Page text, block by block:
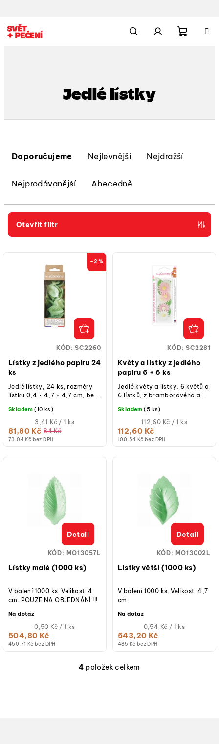
na
obsah
Jedlé lístky
r
Doporučujeme Nejlevnější Nejdražší
Nejprodávanější Abecedně
Otevřít filtr
d
u
k
t
ů
–2 %
Lístky z jedlého papíru 24
ks
73,04 Kč bez DPH
81,80 Kč 84 Kč
Měrná
cena:
3,41 Kč / 1 ks
Skladem (10 ks)
Jedlé lístky, 24 ks, rozměry
lístku 0,4 × 4,7 × 4,7 cm, bez
dorty.
KÓD:SC2260
Květy a lístky z jedlého
papíru 6 + 6 ks
100,54 Kč bez DPH
112,60 Kč
Měrná
cena:
112,60 Kč / 1 ks
Skladem (5 ks)
Jedlé květy a lístky, 6 květů a
6 lístků, z bramborového a
květu 4,5 cm.
KÓD:SC2281
Lístky malé (1000 ks)
450,71 Kč bez DPH
504,80 Kč
Měrná
cena:
0,50 Kč / 1 ks
Na dotaz
Detail
V balení 1000 ks. Velikost: 4
cm. POUZE NA OBJEDNÁNÍ !!!
KÓD: MO13057L
Lístky větší (1000 ks)
485 Kč bez DPH
543,20 Kč
Měrná
cena:
0,54 Kč / 1 ks
Na dotaz
Detail
V balení 1000 ks. Velikost: 4,7
cm.
KÓD: MO13002L
O
4 položek celkem